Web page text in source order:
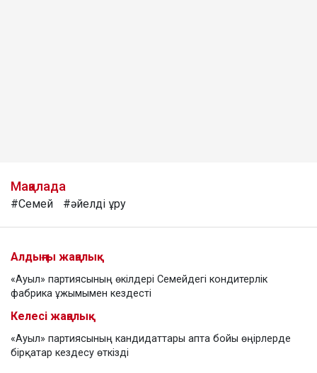
Мақалада
#Семей #әйелді ұру
Алдыңғы жаңалық
«Ауыл» партиясының өкілдері Семейдегі кондитерлік
фабрика ұжымымен кездесті
Келесі жаңалық
«Ауыл» партиясының кандидаттары апта бойы өңірлерде
бірқатар кездесу өткізді